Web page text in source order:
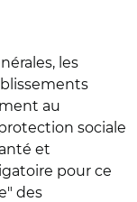
les
au
sociale
et
pour ce
des